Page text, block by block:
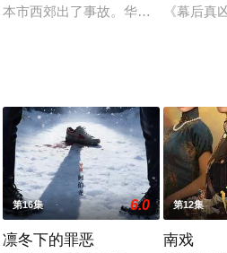
办和中国农业电影电视中心共同遴
本市西郊出了事故。华江医院院长林
《幕后
第16集 6.0
凛冬下的罪恶
第12集
南戏